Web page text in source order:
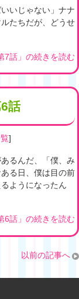
いじゃない」ナナ
たちだが、どうせ
7話」の続きを読む
話
]
るんだ、「僕、み
る日、僕は目の前
ようになったん
6話」の続きを読む
以前の記事へ